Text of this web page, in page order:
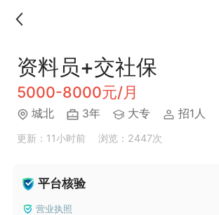
资料员+交社保
5000-8000元/月
城北 3年 大专 招1人
更新：11小时前 浏览：2447次
平台核验
营业执照